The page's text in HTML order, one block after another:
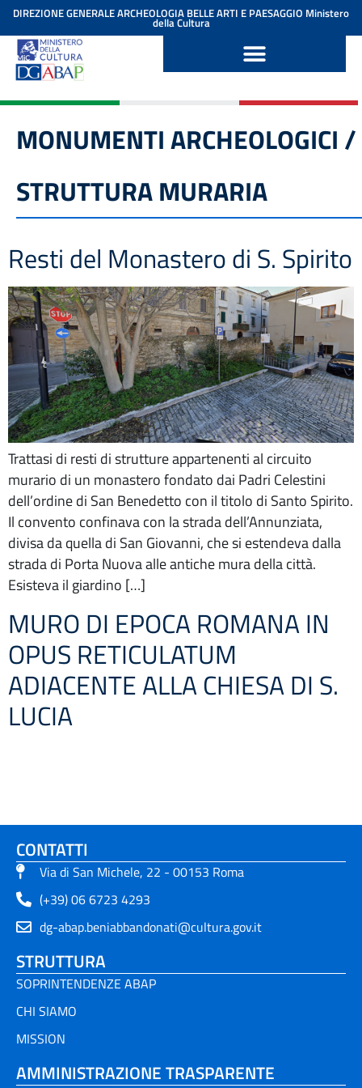
contenuto
DIREZIONE GENERALE ARCHEOLOGIA BELLE ARTI E PAESAGGIO Ministero
della Cultura
MONUMENTI ARCHEOLOGICI /
STRUTTURA MURARIA
Resti del Monastero di S. Spirito
Trattasi di resti di strutture appartenenti al circuito
murario di un monastero fondato dai Padri Celestini
dell’ordine di San Benedetto con il titolo di Santo Spirito.
Il convento confinava con la strada dell’Annunziata,
divisa da quella di San Giovanni, che si estendeva dalla
strada di Porta Nuova alle antiche mura della città.
Esisteva il giardino […]
MURO DI EPOCA ROMANA IN
OPUS RETICULATUM
ADIACENTE ALLA CHIESA DI S.
LUCIA
CONTATTI
Via di San Michele, 22 - 00153 Roma
(+39) 06 6723 4293
dg-abap.beniabbandonati@cultura.gov.it
STRUTTURA
SOPRINTENDENZE ABAP
CHI SIAMO
MISSION
AMMINISTRAZIONE TRASPARENTE